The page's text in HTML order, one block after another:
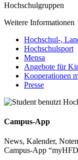
Hochschulgruppen
Weitere Informationen
Hochschul-,
Hochschulsport
Mensa
Angebote für
Kooperationen
Presse
Campus-App
News, Kalender,
Campus-App